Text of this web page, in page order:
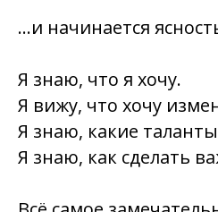
...и начинается
Я знаю, что я хочу.
Я вижу, что хочу
Я знаю, какие
Я знаю, как сделать